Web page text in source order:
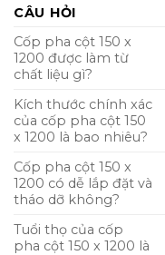
CÂU HỎI
Cốp pha cột 150 x
1200 được làm từ
chất liệu gì?
Kích thước chính xác
của cốp pha cột 150
x 1200 là bao nhiêu?
Cốp pha cột 150 x
1200 có dễ lắp đặt và
tháo dỡ không?
Tuổi thọ của cốp
pha cột 150 x 1200 là